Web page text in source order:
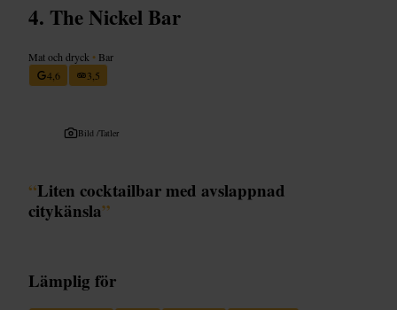
The Nickel Bar
Mat och dryck • Bar
4,6
3,5
Bild /Tatler
“Liten cocktailbar med avslappnad
citykänsla”
Lämplig för